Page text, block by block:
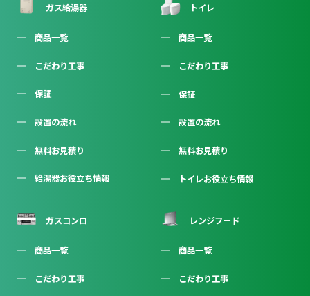
ガス給湯器
商品一覧
こだわり工事
保証
設置の流れ
無料お見積り
給湯器お役立ち情報
トイレ
商品一覧
こだわり工事
保証
設置の流れ
無料お見積り
トイレお役立ち情報
ガスコンロ
商品一覧
こだわり工事
レンジフード
商品一覧
こだわり工事